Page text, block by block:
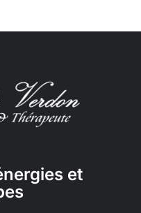
et